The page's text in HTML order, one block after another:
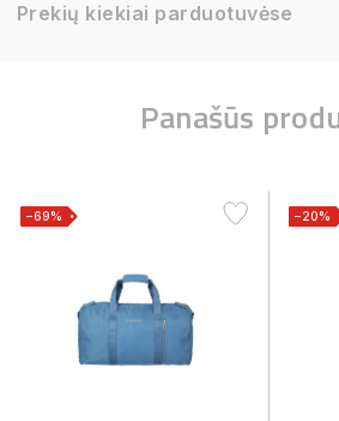
Prekių kiekiai parduotuvėse
Panašūs
−69% −20%